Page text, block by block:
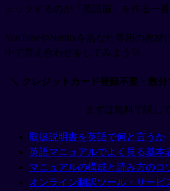
ェックするのが「英語脳」を作る一番
YouTubeやNetflixをあなた専用の教材
中で答え合わせをしてみよう🚀
＼ クレジットカード登録不要・数
まずは無料で試し
取扱説明書を英語で何と言うか
英語マニュアルでよく見る基本
マニュアルの構成と読み方のコ
オンライン翻訳ツール・サービ